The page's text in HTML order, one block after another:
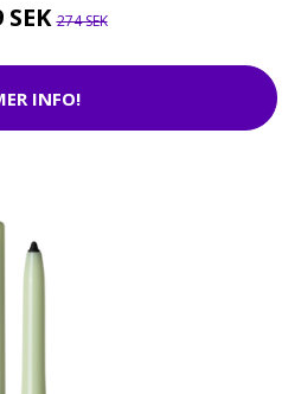
SEK274 SEK
INFO!